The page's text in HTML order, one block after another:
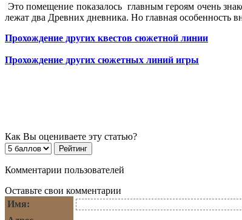
Это помещение показалось главным героям очень
лежат два Древних дневника. Но главная особенность
Прохождение других квестов сюжетной линии
Прохождение других сюжетных линий игры
Как Вы оцениваете эту статью?
Комментарии пользователей
Оставьте свои комментарии
Имя: